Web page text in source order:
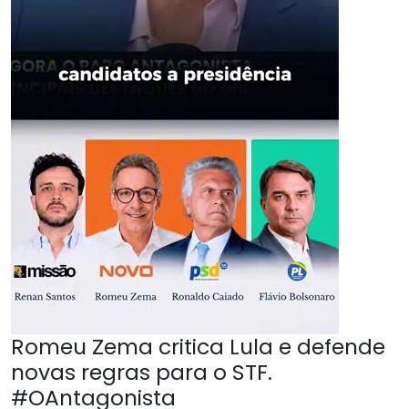
Romeu Zema critica Lula e defende
novas regras para o STF.
#OAntagonista